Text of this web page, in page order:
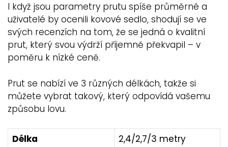
I když jsou parametry prutu spíše průměrné a
uživatelé by ocenili kovové sedlo, shodují se ve
svých recenzích na tom, že se jedná o kvalitní
prut, který svou výdrží příjemně překvapil – v
poměru k nízké ceně.
Prut se nabízí ve 3 různých délkách, takže si
můžete vybrat takový, který odpovídá vašemu
způsobu lovu.
Délka 2,4/2,7/3 metry